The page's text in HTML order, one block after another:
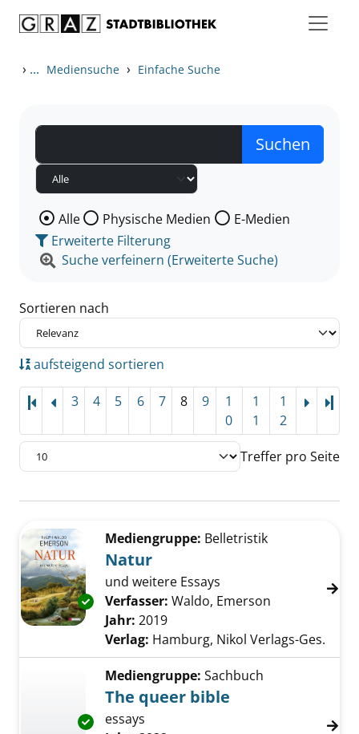
› ... Mediensuche › Einfache Suche
Wählen Sie die Medienart nach der Sie suchen wollen.
Alle Physische Medien
E-Medien
Erweiterte Filterung
Suche verfeinern (Erweiterte Suche)
Sortieren nach
aufsteigend sortieren
3 4 5 6 7 8 9
1
0
1
1
1
2
Treffer pro Seite
Zu den Suchfiltern springen
Exemplar-Details von Natur anzeigen
Mediengruppe: Belletristik
Natur
und weitere Essays
Verfasser: Waldo, Emerson
Jahr: 2019
Verlag: Hamburg, Nikol Verlags-Ges.
Exemplar-Details von The queer bible
Mediengruppe: Sachbuch
The queer bible
essays